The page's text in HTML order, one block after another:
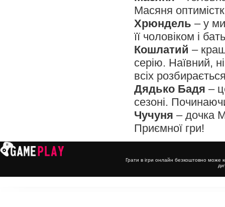
Масяня
Хрюндель – у
її чоловіком і
Кошлатий –
серію. Наївний,
всіх
Дядько Бадя –
сезоні.
Чучуня – дочка
Приємної гри!
Грати в ігри онлайн безкоштовно може